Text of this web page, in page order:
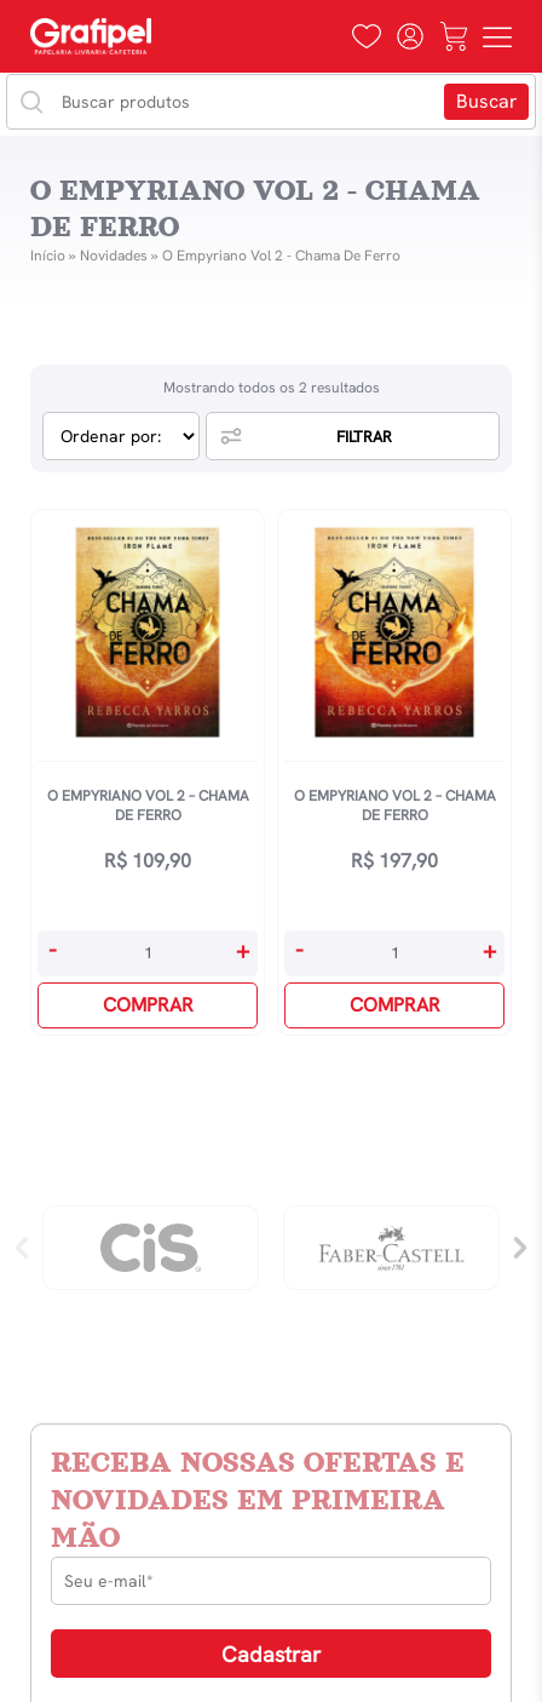
O EMPYRIANO VOL 2 - CHAMA
DE FERRO
Início» Novidades » O Empyriano Vol 2 - Chama De Ferro
Mostrando todos os 2 resultados
FILTRAR
O EMPYRIANO VOL 2 – CHAMA
DE FERRO
R$ 109,90
O
2
- +
COMPRAR
O EMPYRIANO VOL 2 – CHAMA
DE FERRO
R$ 197,90
O
2
- +
COMPRAR
RECEBA NOSSAS OFERTAS E
NOVIDADES EM PRIMEIRA
MÃO